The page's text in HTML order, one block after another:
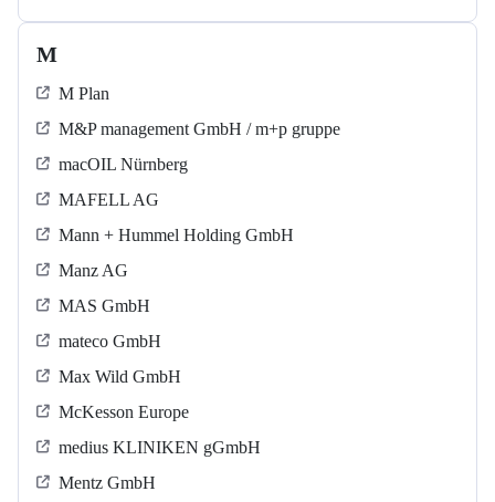
M
M Plan
M&P management GmbH / m+p gruppe
macOIL Nürnberg
MAFELL AG
Mann + Hummel Holding GmbH
Manz AG
MAS GmbH
mateco GmbH
Max Wild GmbH
McKesson Europe
medius KLINIKEN gGmbH
Mentz GmbH